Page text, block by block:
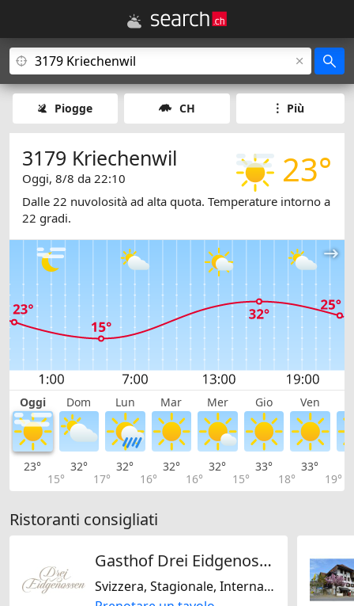
Piogge CH Più
23°
3179 Kriechenwil
Oggi, 8/8 da 22:10
Dalle 22 nuvolosità ad alta quota. Temperature intorno a
22 gradi.
Oggi Dom Lun Mar Mer Gio Ven
23°
15°
32°
17°
32°
16°
32°
16°
32°
15°
33°
18°
33°
19°
Ristoranti consigliati
Gasthof Drei Eidgenossen
Svizzera, Stagionale, Internazionale